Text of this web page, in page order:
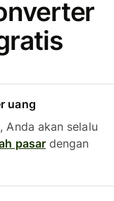
uang
Anda akan selalu
pasardengan